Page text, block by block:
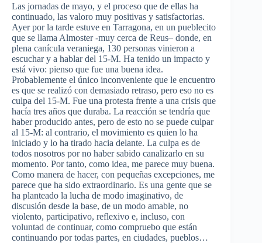
Las jornadas de mayo, y el proceso que de ellas ha
continuado, las valoro muy positivas y satisfactorias.
Ayer por la tarde estuve en Tarragona, en un pueblecito
que se llama Almoster-muy cerca de Reus– donde, en
plena canícula veraniega, 130 personas vinieron a
escuchar y a hablar del 15-M. Ha tenido un impacto y
está vivo: pienso que fue una buena idea.
Probablemente el único inconveniente que le encuentro
es que se realizó con demasiado retraso, pero eso no es
culpa del 15-M. Fue una protesta frente a una crisis que
hacía tres años que duraba. La reacción se tendría que
haber producido antes, pero de esto no se puede culpar
al 15-M: al contrario, el movimiento es quien lo ha
iniciado y lo ha tirado hacia delante. La culpa es de
todos nosotros por no haber sabido canalizarlo en su
momento. Por tanto, como idea, me parece muy buena.
Como manera de hacer, con pequeñas excepciones, me
parece que ha sido extraordinario. Es una gente que se
ha planteado la lucha de modo imaginativo, de
discusión desde la base, de un modo amable, no
violento, participativo, reflexivo e, incluso, con
voluntad de continuar, como compruebo que están
continuando por todas partes, en ciudades, pueblos…